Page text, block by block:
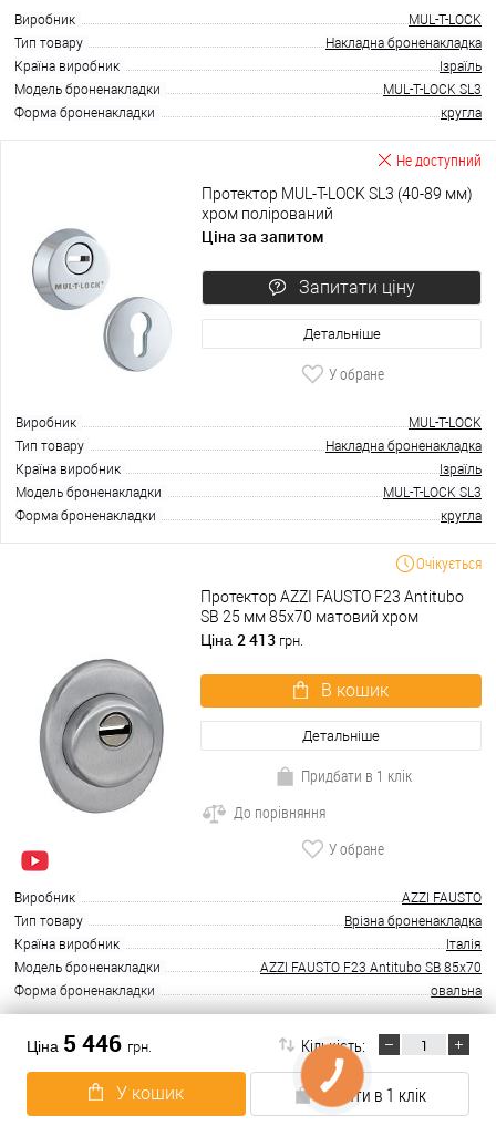
Ціна 5 446 грн. Кількість:
У кошик Купити в 1 клік
Виробник
MUL-T-LOCK
Тип товару
Накладна броненакладка
Країна виробник
Ізраїль
Модель броненакладки
MUL-T-LOCK SL3
Форма броненакладки
кругла
Не доступний
Протектор MUL-T-LOCK SL3 (40-89 мм)
хром полірований
Ціна за запитом
Запитати ціну
Детальніше
У обране
Виробник
MUL-T-LOCK
Тип товару
Накладна броненакладка
Країна виробник
Ізраїль
Модель броненакладки
MUL-T-LOCK SL3
Форма броненакладки
кругла
Очікується
Протектор AZZI FAUSTO F23 Antitubo
SB 25 мм 85х70 матовий хром
Ціна 2 413 грн.
В кошик
Детальніше
Придбати в 1 клік
До порівняння
У обране
Виробник
AZZI FAUSTO
Тип товару
Врізна броненакладка
Країна виробник
Італія
Модель броненакладки
AZZI FAUSTO F23 Antitubo SB 85x70
Форма броненакладки
овальна
В наявності
Протектор DISEC SFERIK BDS16 25мм
бронза сатин
Ціна2 410грн.
КНОПКА
ЗВ'ЯЗКУ